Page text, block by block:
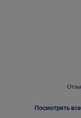
Посмотреть